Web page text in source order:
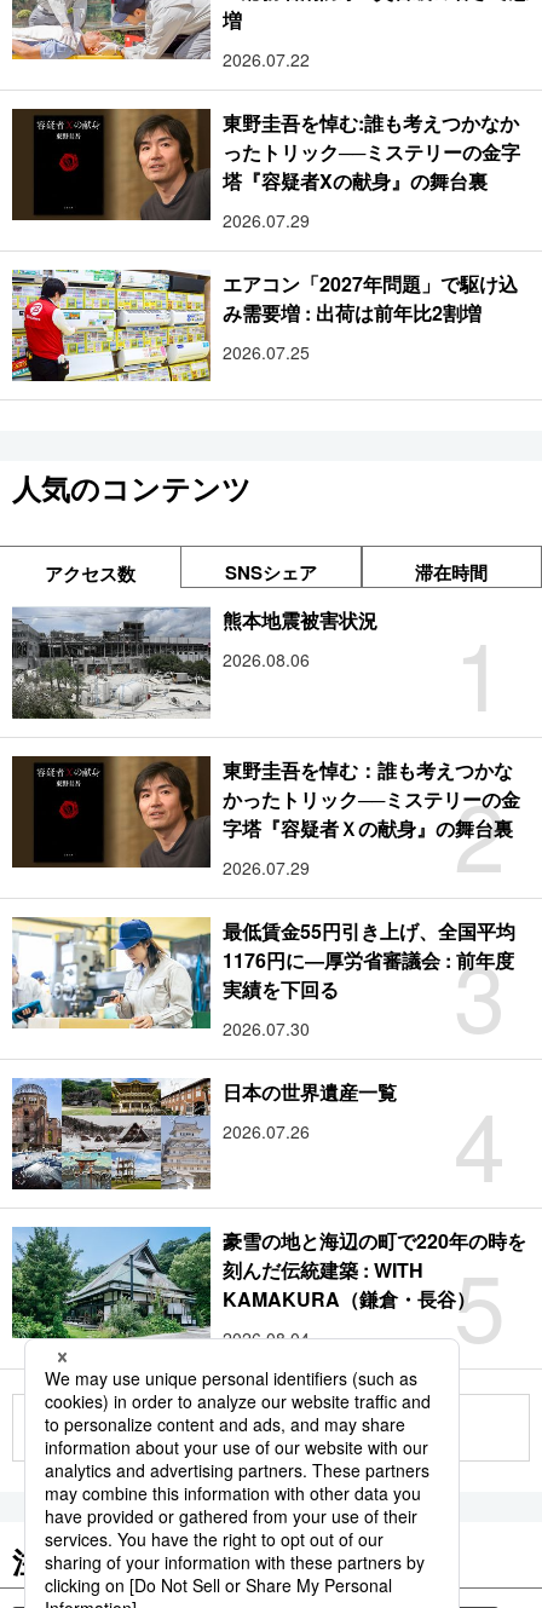
増
2026.07.22
東野圭吾を悼む:誰も考えつかなか
ったトリック──ミステリーの金字
塔『容疑者Xの献身』の舞台裏
2026.07.29
エアコン「2027年問題」で駆け込
み需要増 : 出荷は前年比2割増
2026.07.25
人気のコンテンツ
アクセス数 SNSシェア 滞在時間
1
熊本地震被害状況
2026.08.06
2
東野圭吾を悼む：誰も考えつかな
かったトリック──ミステリーの金
字塔『容疑者Ｘの献身』の舞台裏
2026.07.29
3
最低賃金55円引き上げ、全国平均
1176円に―厚労省審議会 : 前年度
実績を下回る
2026.07.30
4
日本の世界遺産一覧
2026.07.26
5
豪雪の地と海辺の町で220年の時を
刻んだ伝統建築 : WITH
KAMAKURA（鎌倉・長谷）
2026.08.04
もっと見る
注目のキーワード